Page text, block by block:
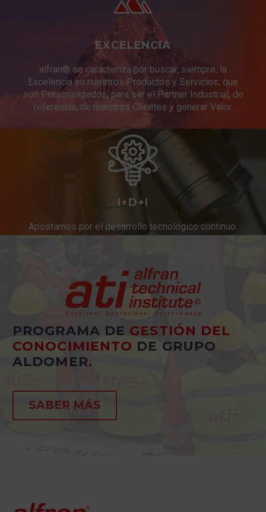
EXCELENCIA
alfran® se caracteriza por buscar, siempre, la
Excelencia en nuestros Productos y Servicios, que
son Personalizados, para ser el Partner Industrial, de
referencia, de nuestros Clientes y generar Valor.
I+D+I
Apostamos por el desarrollo tecnológico continuo.
Innovación constante en productos y servicios.
PROGRAMA DE GESTIÓN DEL
CONOCIMIENTO DE GRUPO
ALDOMER.
SABER MÁS